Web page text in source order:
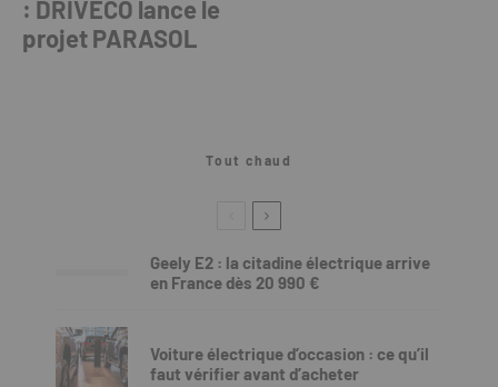
: DRIVECO lance le
projet PARASOL
Tout chaud
Geely E2 : la citadine électrique arrive
en France dès 20 990 €
Voiture électrique d’occasion : ce qu’il
faut vérifier avant d’acheter